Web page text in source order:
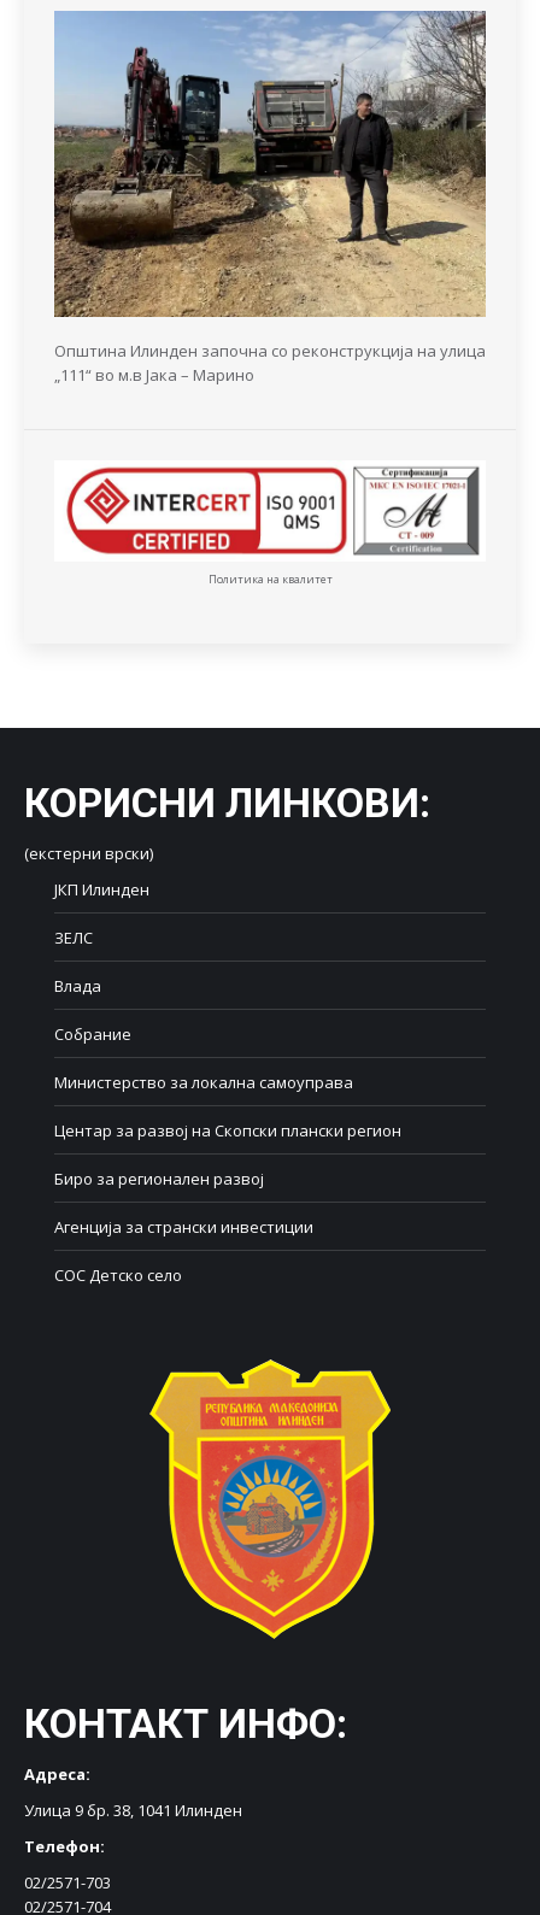
Општина Илинден започна со реконструкција на улица
„111“ во м.в Јака – Марино
Политика на квалитет
КОРИСНИ ЛИНКОВИ:
(екстерни врски)
ЈКП Илинден
ЗЕЛС
Влада
Собрание
Министерство за локална самоуправа
Центар за развој на Скопски плански регион
Биро за регионален развој
Агенција за странски инвестиции
СОС Детско село
КОНТАКТ ИНФО:
Адреса:
Улица 9 бр. 38, 1041 Илинден
Телефон:
02/2571-703
02/2571-704